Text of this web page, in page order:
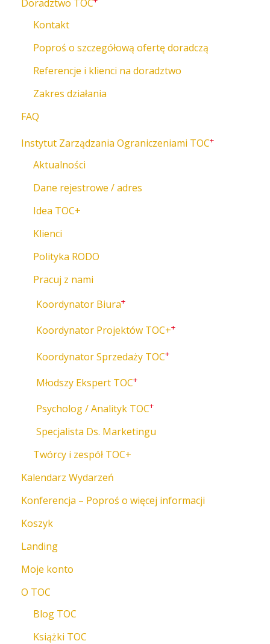
Doradztwo TOC
Kontakt
Poproś o szczegółową ofertę doradczą
Referencje i klienci na doradztwo
Zakres działania
FAQ
Instytut Zarządzania Ograniczeniami TOC+
Aktualności
Dane rejestrowe / adres
Idea TOC+
Klienci
Polityka RODO
Pracuj z nami
Koordynator Biura+
Koordynator Projektów TOC++
Koordynator Sprzedaży TOC+
Młodszy Ekspert TOC+
Psycholog / Analityk TOC+
Specjalista Ds. Marketingu
Twórcy i zespół TOC+
Kalendarz Wydarzeń
Konferencja – Poproś o więcej informacji
Koszyk
Landing
Moje konto
O TOC
Blog TOC
Książki TOC